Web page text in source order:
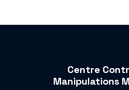
Centre
Manipulations